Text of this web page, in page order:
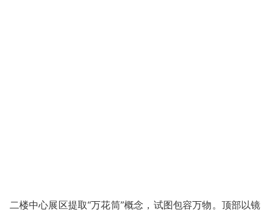
二楼中心展区提取“万花筒”概念，试图包容万物。顶部以镜